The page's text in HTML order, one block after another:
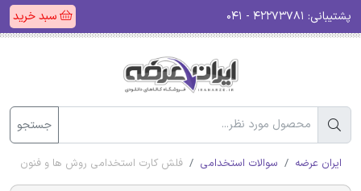
پشتیبانی: سبد خرید
جستجو
ایران عرضه سوالات استخدامی فلش کارت استخدامی روش ها و فنون